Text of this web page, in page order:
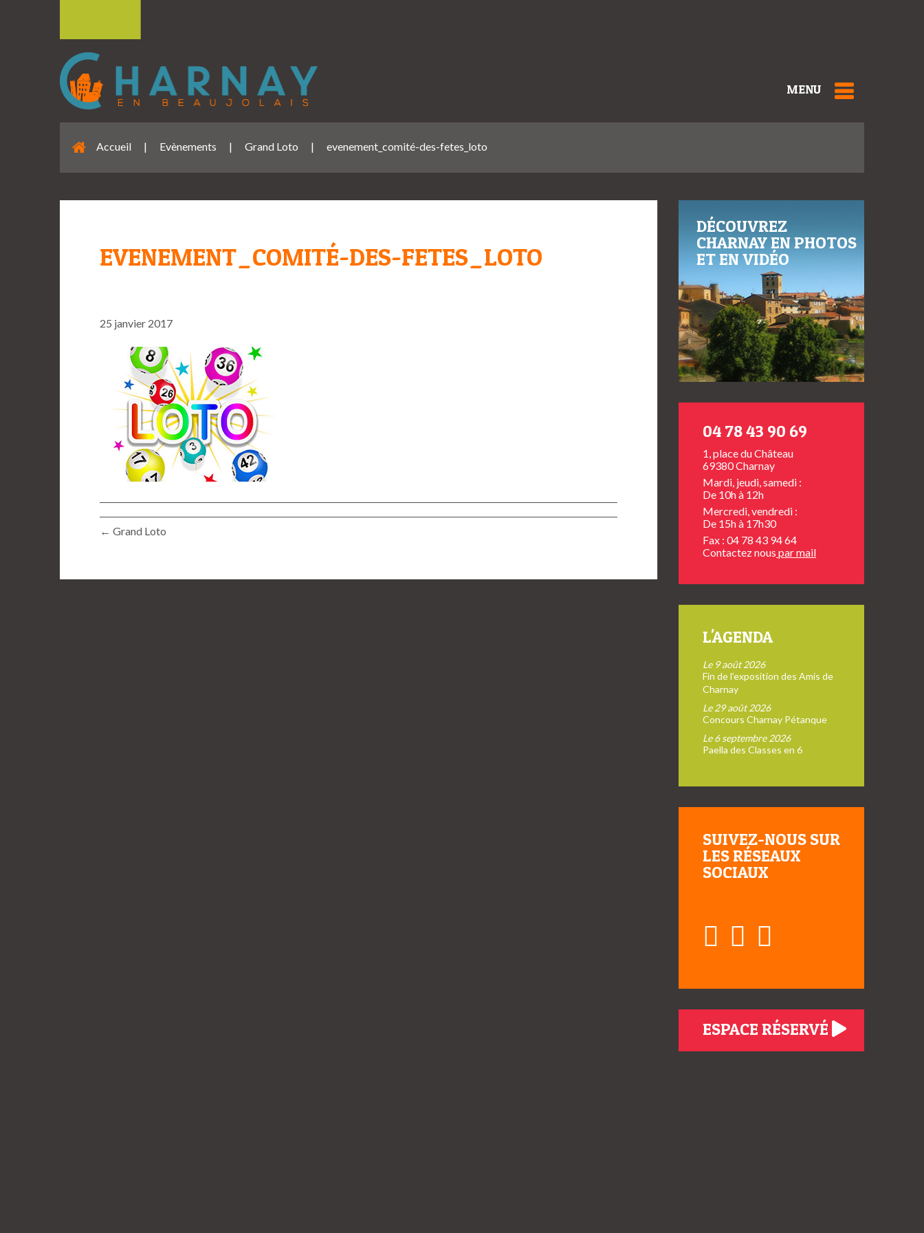
MENU
Accueil | Evènements | Grand Loto | evenement_comité-des-fetes_loto
EVENEMENT_COMITÉ-DES-FETES_LOTO
25 janvier 2017
← Grand Loto
DÉCOUVREZ
CHARNAY EN PHOTOS
ET EN VIDÉO
04 78 43 90 69
1, place du Château
69380 Charnay
Mardi, jeudi, samedi :
De 10h à 12h
Mercredi, vendredi :
De 15h à 17h30
Fax : 04 78 43 94 64
Contactez nous par mail
L'AGENDA
Le 9 août 2026
Fin de l’exposition des Amis de
Charnay
Le 29 août 2026
Concours Charnay Pétanque
Le 6 septembre 2026
Paella des Classes en 6
SUIVEZ-NOUS SUR
LES RÉSEAUX
SOCIAUX
ESPACE RÉSERVÉ